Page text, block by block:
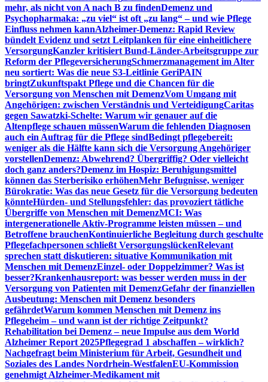
mehr, als nicht von A nach B zu findenDemenz und
Psychopharmaka: „zu viel“ ist oft „zu lang“ – und wie Pflege
Einfluss nehmen kannAlzheimer-Demenz: Rapid Review
bündelt Evidenz und setzt Leitplanken für eine einheitlichere
VersorgungKanzler kritisiert Bund-Länder-Arbeitsgruppe zur
Reform der PflegeversicherungSchmerzmanagement im Alter
neu sortiert: Was die neue S3-Leitlinie GeriPAIN
bringtZukunftspakt Pflege und die Chancen für die
Versorgung von Menschen mit DemenzVom Umgang mit
Angehörigen: zwischen Verständnis und VerteidigungCaritas
gegen Sawatzki-Schelte: Warum wir genauer auf die
Altenpflege schauen müssenWarum die fehlenden Diagnosen
auch ein Auftrag für die Pflege sindBedingt pflegebereit:
weniger als die Hälfte kann sich die Versorgung Angehöriger
vorstellenDemenz: Abwehrend? Übergriffig? Oder vielleicht
doch ganz anders?Demenz im Hospiz: Beruhigungsmittel
können das Sterberisiko erhöhenMehr Befugnisse, weniger
Bürokratie: Was das neue Gesetz für die Versorgung bedeuten
könnteHürden- und Stellungsfehler: das provoziert tätliche
Übergriffe von Menschen mit DemenzMCI: Was
intergenerationelle Aktiv-Programme leisten müssen – und
Betroffene brauchenKontinuierliche Begleitung durch geschulte
Pflegefachpersonen schließt VersorgungslückenRelevant
sprechen statt diskutieren: situative Kommunikation mit
Menschen mit DemenzEinzel- oder Doppelzimmer? Was ist
besser?Krankenhausreport: was besser werden muss in der
Versorgung von Patienten mit DemenzGefahr der finanziellen
Ausbeutung: Menschen mit Demenz besonders
gefährdetWarum kommen Menschen mit Demenz ins
Pflegeheim – und wann ist der richtige Zeitpunkt?
Rehabilitation bei Demenz – neue Impulse aus dem World
Alzheimer Report 2025Pflegegrad 1 abschaffen – wirklich?
Nachgefragt beim Ministerium für Arbeit, Gesundheit und
Soziales des Landes Nordrhein-WestfalenEU-Kommission
genehmigt Alzheimer-Medikament mit